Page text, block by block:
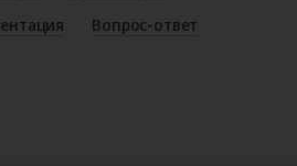
Вопрос-ответ